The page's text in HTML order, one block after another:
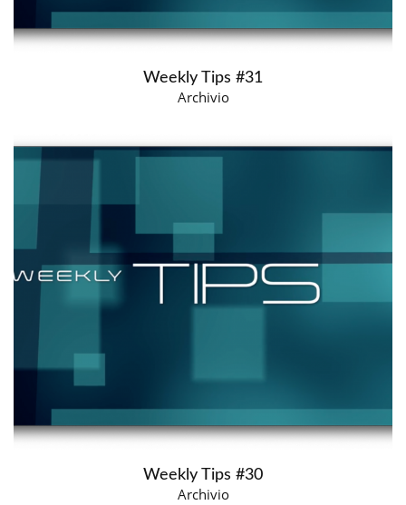
Weekly Tips #31
Archivio
Weekly Tips #30
Archivio